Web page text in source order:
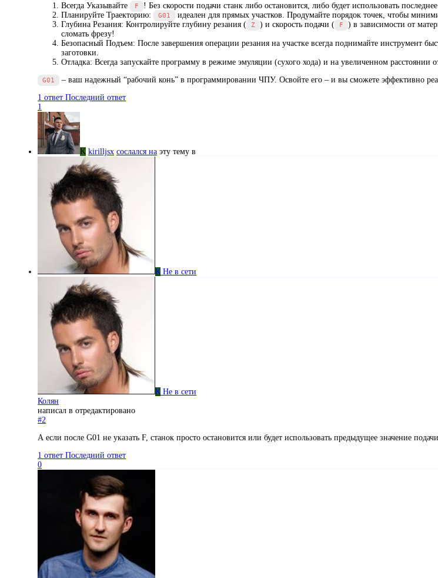
Всегда Указывайте F
! Без скорости подачи станк либо остановится, либо будет использовать
Планируйте Траекторию:
G01 идеален для прямых участков. Продумайте порядок точек, чтобы
Глубина Резания: Контролируйте глубину резания (
Z ) и скорость подачи ( F
) в зависимости от
сломать фрезу!
Безопасный Подъем: После завершения операции резания на участке всегда поднимайте инструмент
заготовки.
Отладка: Всегда запускайте программу в режиме эмуляции (сухого хода) и на увеличенном расстоянии
G01
– ваш надежный “рабочий конь” в программировании ЧПУ. Освойте его – и вы сможете эффективно
1 ответ Последний ответ
1
K kirilljsx сослался на эту тему в
К Не в сети
К Не в сети
Колян
написал в отредактировано
#2
А если после G01 не указать F, станок просто остановится или будет использовать предыдущее значение
1 ответ Последний ответ
0